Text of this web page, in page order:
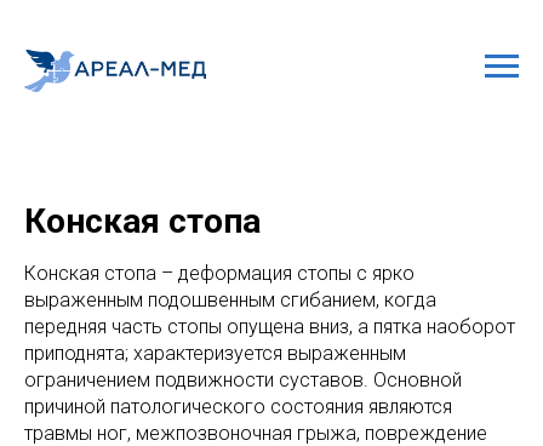
Конская стопа
Конская стопа – деформация стопы с ярко
выраженным подошвенным сгибанием, когда
передняя часть стопы опущена вниз, а пятка наоборот
приподнята; характеризуется выраженным
ограничением подвижности суставов. Основной
причиной патологического состояния являются
травмы ног, межпозвоночная грыжа, повреждение